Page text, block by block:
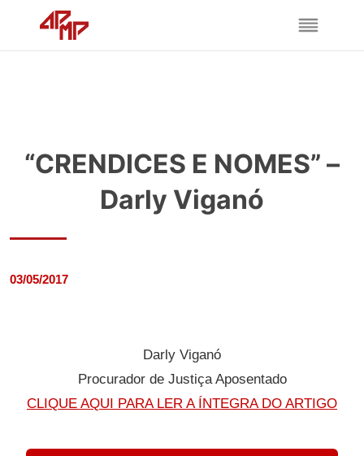
“CRENDICES E NOMES” –
Darly Viganó
03/05/2017
Darly Viganó
Procurador de Justiça Aposentado
CLIQUE AQUI PARA LER A ÍNTEGRA DO ARTIGO